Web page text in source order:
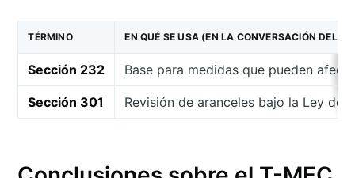
TÉRMINO EN QUÉ SE USA (EN LA CONVERSACIÓN DEL
Sección 232 Base para medidas que pueden
Sección 301 Revisión de aranceles bajo la Ley de